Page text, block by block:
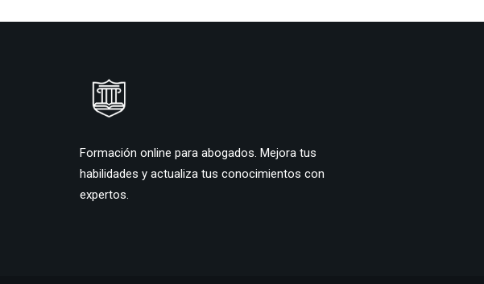
Formación online para abogados. Mejora tus
habilidades y actualiza tus conocimientos con
expertos.